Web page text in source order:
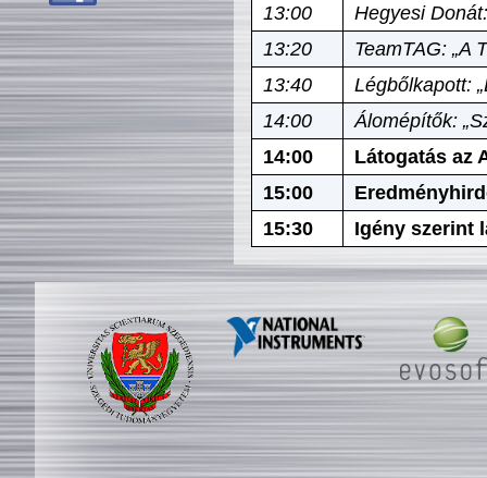
13:00
Hegyesi
13:20
TeamTAG: „A
13:40
Légbőlkapott:
14:00
Álomépítők:
14:00
Látogatás az
15:00
15:30
Igény szerint